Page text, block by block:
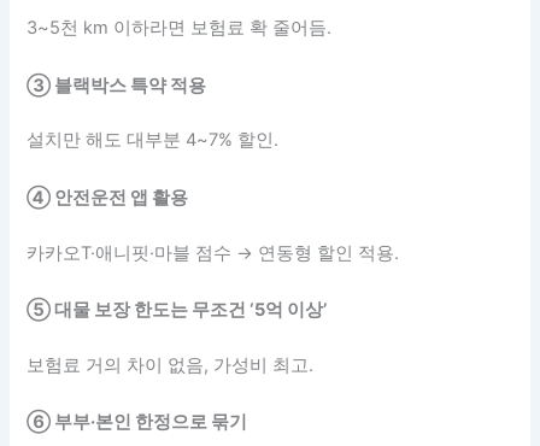
3~5천 km 이하라면 보험료 확 줄어듬.
③ 블랙박스 특약 적용
설치만 해도 대부분 4~7% 할인.
④ 안전운전 앱 활용
카카오T·애니핏·마블 점수 → 연동형 할인 적용.
⑤ 대물 보장 한도는 무조건 ‘5억 이상’
보험료 거의 차이 없음, 가성비 최고.
⑥ 부부·본인 한정으로 묶기